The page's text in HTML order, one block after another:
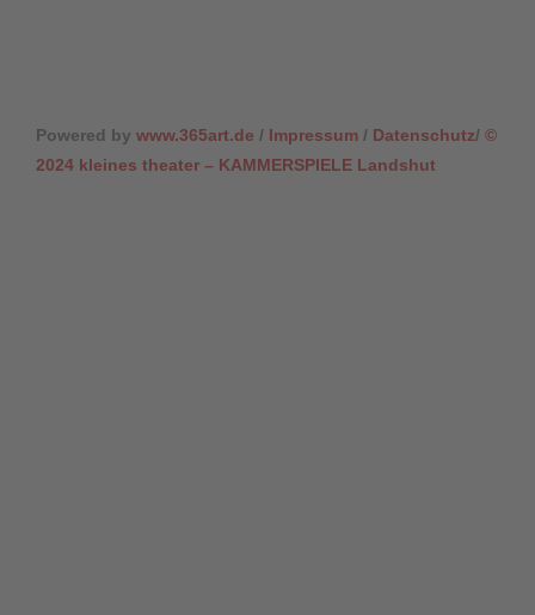
Powered by www.365art.de / Impressum / Datenschutz/ ©
2024 kleines theater – KAMMERSPIELE Landshut